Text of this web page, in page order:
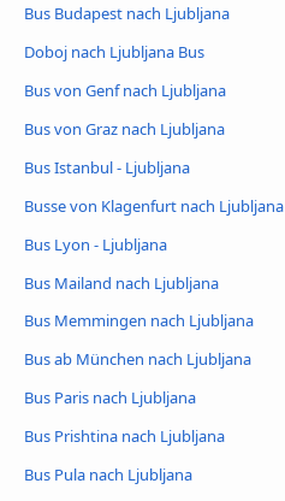
Bus Budapest nach Ljubljana
Doboj nach Ljubljana Bus
Bus von Genf nach Ljubljana
Bus von Graz nach Ljubljana
Bus Istanbul - Ljubljana
Busse von Klagenfurt nach Ljubljana
Bus Lyon - Ljubljana
Bus Mailand nach Ljubljana
Bus Memmingen nach Ljubljana
Bus ab München nach Ljubljana
Bus Paris nach Ljubljana
Bus Prishtina nach Ljubljana
Bus Pula nach Ljubljana